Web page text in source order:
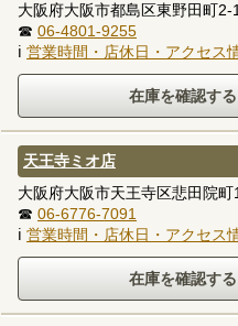
大阪府大阪市都島区東野田町
☎ 06-4801-9255
ℹ 営業時間・店休日・アクセス
天王寺ミオ店
大阪府大阪市天王寺区悲田院
☎ 06-6776-7091
ℹ 営業時間・店休日・アクセス